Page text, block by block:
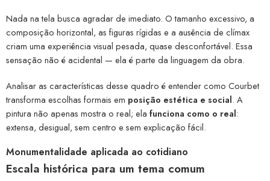
Nada na tela busca agradar de imediato. O tamanho excessivo, a
composição horizontal, as figuras rígidas e a ausência de clímax
criam uma experiência visual pesada, quase desconfortável. Essa
sensação não é acidental — ela é parte da linguagem da obra.
Analisar as características desse quadro é entender como Courbet
transforma escolhas formais em posição estética e social. A
pintura não apenas mostra o real; ela funciona como o real:
extensa, desigual, sem centro e sem explicação fácil.
Monumentalidade aplicada ao cotidiano
Escala histórica para um tema comum